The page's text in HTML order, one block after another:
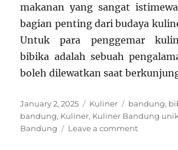
makanan yang sangat
bagian penting dari budaya
Untuk para penggemar
bibika adalah sebuah
boleh dilewatkan saat
Posted
on
January 2, 2025 Categories
Kuliner Tags
bandung,
bandung, Kuliner, Kuliner Bandung unik
Bandung
Leave a commenton